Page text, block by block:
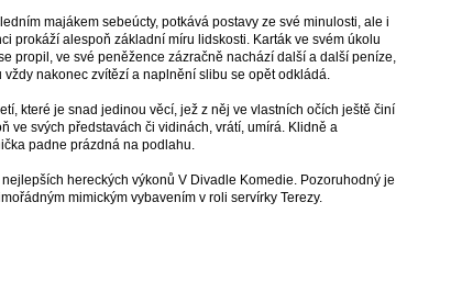
majákem sebeúcty, potkává postavy ze své minulosti, ale i
prokáží alespoň základní míru lidskosti. Karták ve svém úkolu
propil, ve své peněžence zázračně nachází další a další peníze,
nakonec zvítězí a naplnění slibu se opět odkládá.
které je snad jedinou věcí, jež z něj ve vlastních očích ještě činí
ve svých představách či vidinách, vrátí, umírá. Klidně a
padne prázdná na podlahu.
hereckých výkonů V Divadle Komedie. Pozoruhodný je
mimickým vybavením v roli servírky Terezy.